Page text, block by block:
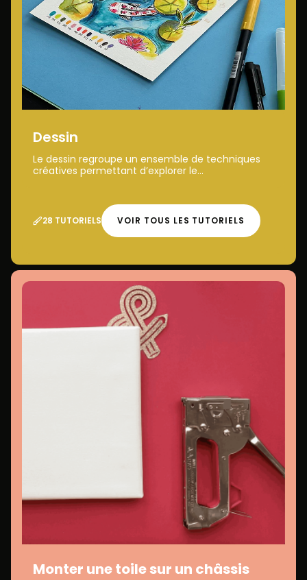
Dessin
Le dessin regroupe un ensemble de techniques
créatives permettant d’explorer le...
28 TUTORIELS VOIR TOUS LES TUTORIELS
Monter une toile sur un châssis